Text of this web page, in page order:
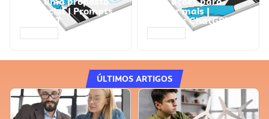
comercial | Prompts
ChatGPT
vender mais |
Prompts ChatGPT
ÚLTIMOS ARTIGOS